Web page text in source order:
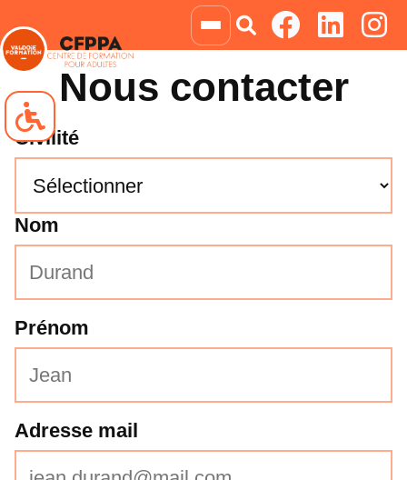
Nous contacter
Civilité
Nom
Prénom
Adresse mail
Niveau de gris
Curseur noir